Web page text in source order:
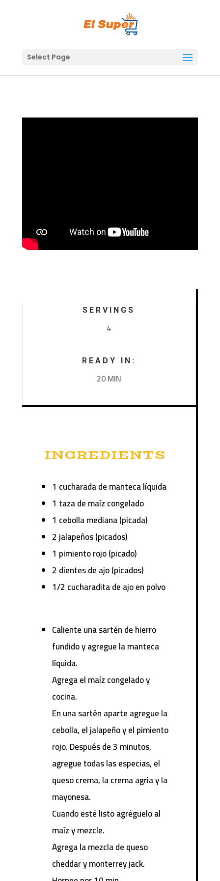
Select Page
SERVINGS
4
READY IN:
20 MIN
INGREDIENTS
1 cucharada de manteca líquida
1 taza de maíz congelado
1 cebolla mediana (picada)
2 jalapeños (picados)
1 pimiento rojo (picado)
2 dientes de ajo (picados)
1/2 cucharadita de ajo en polvo
Caliente una sartén de hierro
fundido y agregue la manteca
líquida.
Agrega el maíz congelado y
cocina.
En una sartén aparte agregue la
cebolla, el jalapeño y el pimiento
rojo. Después de 3 minutos,
agregue todas las especias, el
queso crema, la crema agria y la
mayonesa.
Cuando esté listo agréguelo al
maíz y mezcle.
Agrega la mezcla de queso
cheddar y monterrey jack.